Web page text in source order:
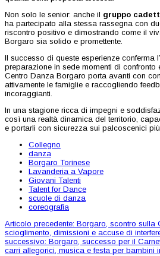
Non solo le senior: anche il gruppo
ha partecipato alla stessa rassegna con
riscontro positivo e dimostrando come il
Borgaro sia solido e promettente.
Il successo di queste esperienze conferma
preparazione in sede momenti di confronto
Centro Danza Borgaro porta avanti con
attivamente le famiglie e raccogliendo
incoraggianti.
In una stagione ricca di impegni e
così una realtà dinamica del territorio,
e portarli con sicurezza sui palcoscenici
Collegno
danza
Borgaro Torinese
Lavanderia a Vapore
Giovani Talenti
Talent for Dance
scuole di danza
coreografia
Articolo precedente: Borgaro, scontro sulla
scioglimento, dimissioni e accuse di
successivo: Borgaro, successo per il
carri allegorici, musica e festa per bambini